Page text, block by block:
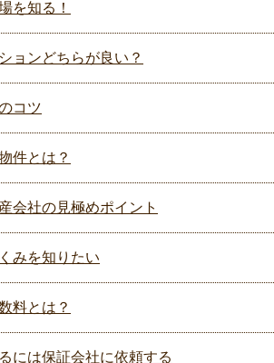
を知る！
ョンどちらが良い？
コツ
件とは？
会社の見極めポイント
みを知りたい
料とは？
には保証会社に依頼する